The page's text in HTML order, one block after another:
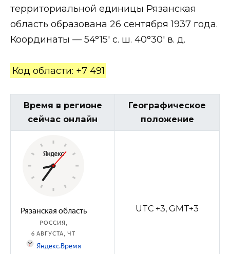
территориальной единицы Рязанская
область образована 26 сентября 1937 года.
Координаты — 54°15′ с. ш. 40°30′ в. д.
Код области: +7 491
Время в регионе
сейчас онлайн
Географическое
положение
UTC +3, GMT+3